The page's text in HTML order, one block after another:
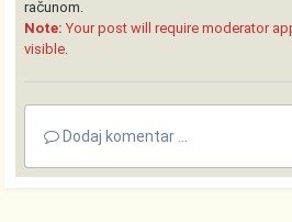
računom.
Note: Your post will require moderator
visible.
Dodaj komentar ...